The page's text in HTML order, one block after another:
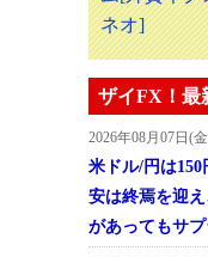
ザイFX！最
2026年08月07日(
米ドル/円は
安は終焉を迎
があってもサ